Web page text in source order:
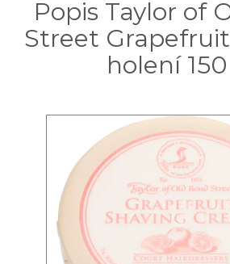
Popis Taylor of
Street
holení